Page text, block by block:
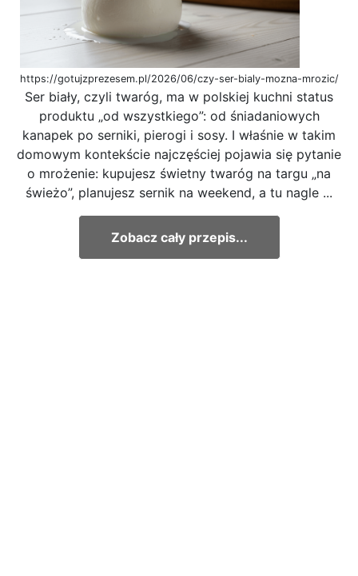
https://gotujzprezesem.pl/2026/06/czy-ser-bialy-mozna-mrozic/
Ser biały, czyli twaróg, ma w polskiej kuchni status
produktu „od wszystkiego”: od śniadaniowych
kanapek po serniki, pierogi i sosy. I właśnie w takim
domowym kontekście najczęściej pojawia się pytanie
o mrożenie: kupujesz świetny twaróg na targu „na
świeżo”, planujesz sernik na weekend, a tu nagle ...
Zobacz cały przepis...